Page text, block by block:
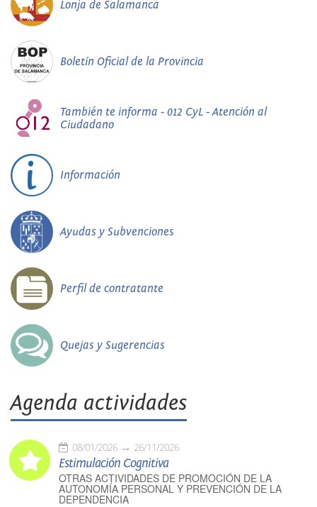
Lonja de Salamanca
Boletín Oficial de la Provincia
También te informa - 012 CyL - Atención al
Ciudadano
Información
Ayudas y Subvenciones
Perfil de contratante
Quejas y Sugerencias
Agenda actividades
08/01/2026 26/11/2026
Estimulación Cognitiva
OTRAS ACTIVIDADES DE PROMOCIÓN DE LA
AUTONOMÍA PERSONAL Y PREVENCIÓN DE LA
DEPENDENCIA